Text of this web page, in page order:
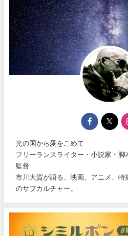
光の国から愛をこめて
フリーランスライター・小説家・脚
監督
市川大賀が語る、映画、アニメ、特
のサブカルチャー。